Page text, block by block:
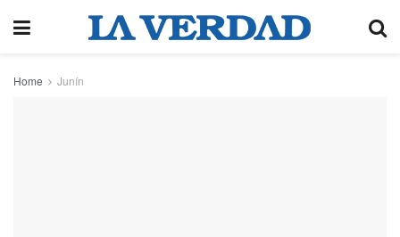
Home Junín